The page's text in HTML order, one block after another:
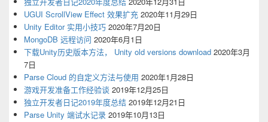
UGUI ScrollView Effect 效果扩充 2020年11月29日
Unity Editor 实用小技巧 2020年7月20日
MongoDB 远程访问 2020年6月1日
下载Unity历史版本方法， Unity old versions download 2020年3月
7日
Parse Cloud 的自定义方法与使用 2020年1月28日
游戏开发准备工作经验谈 2019年12月25日
独立开发者日记2019年度总结 2019年12月21日
Parse Unity 端试水记录 2019年10月13日